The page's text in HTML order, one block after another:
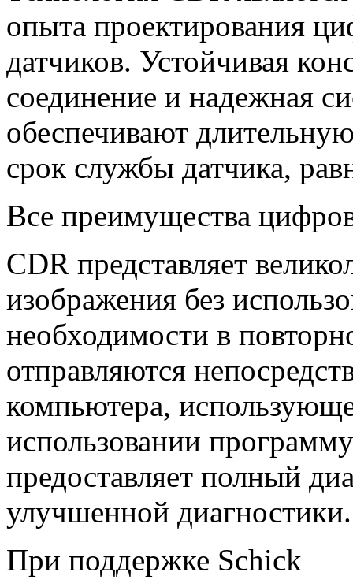
опыта проектирования
датчиков. Устойчивая
соединение и надежная
обеспечивают
срок службы датчика,
Все преимущества
CDR представляет
изображения без
необходимости в
отправляются
компьютера,
использовании
предоставляет полный
улучшенной диагностики.
При поддержке Schick